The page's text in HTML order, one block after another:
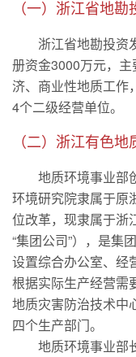
（一）浙江省地
浙江省地勘投资
册资金3000万元，
济、商业性地质工作
4个二级经营单位。
（二）浙江有色
地质环境事业部
环境研究院隶属于原
位改革，现隶属于浙
“集团公司”），是集
设置综合办公室、经
根据实际生产经营需
地质灾害防治技术中
四个生产部门。
地质环境事业部